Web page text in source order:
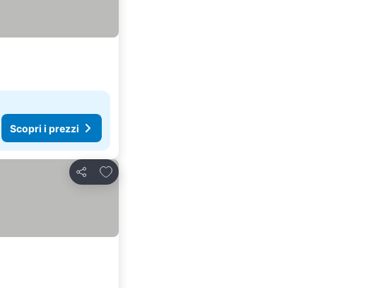
Scopri i prezzi
Condividi
Aggiungi ai preferiti